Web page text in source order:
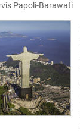
Papoli-Barawati